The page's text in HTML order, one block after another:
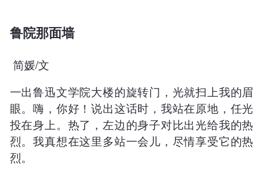
鲁院那面墙
简媛/文
一出鲁迅文学院大楼的旋转门，光就扫上我的眉
眼。嗨，你好！说出这话时，我站在原地，任光
投在身上。热了，左边的身子对比出光给我的热
烈。我真想在这里多站一会儿，尽情享受它的热
烈。